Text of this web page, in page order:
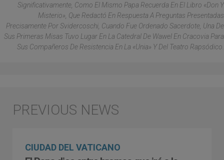
Significativamente, Como El Mismo Papa Recuerda En El Libro «Don Y
Misterio», Que Redactó En Respuesta A Preguntas Presentadas
Precisamente Por Svidercoschi, Cuando Fue Ordenado Sacerdote, Una De
Sus Primeras Misas Tuvo Lugar En La Catedral De Wawel En Cracovia Para
Sus Compañeros De Resistencia En La «Unia» Y Del Teatro Rapsódico.
CIUDAD DEL VATICANO